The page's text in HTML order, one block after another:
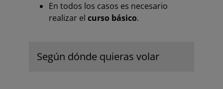
En todos los casos es necesario
realizar elcurso básico.
Según dónde quieras volar